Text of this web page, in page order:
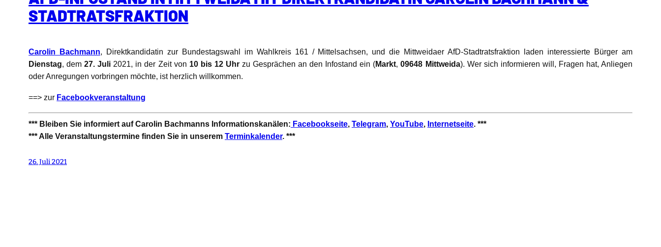
STADTRATSFRAKTION
Carolin Bachmann, Direktkandidatin zur Bundestagswahl im Wahlkreis 161 / Mittelsachsen, und die Mittweidaer AfD-Stadtratsfraktion laden interessierte Bürger am
Dienstag, dem27. Juli 2021, in der Zeit von 10 bis 12 Uhrzu Gesprächen an den Infostand ein (Markt,09648 Mittweida). Wer sich informieren will, Fragen hat, Anliegen
oder Anregungen vorbringen möchte, ist herzlich willkommen.
==> zur Facebookveranstaltung
*** Bleiben Sie informiert auf Carolin Bachmanns Informationskanälen: Facebookseite, Telegram, YouTube, Internetseite. ***
*** Alle Veranstaltungstermine finden Sie in unserem Terminkalender. ***
26. Juli 2021